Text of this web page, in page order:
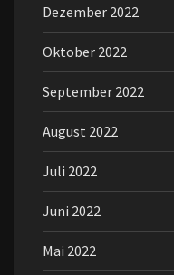
Dezember 2022
Oktober 2022
September 2022
August 2022
Juli 2022
Juni 2022
Mai 2022